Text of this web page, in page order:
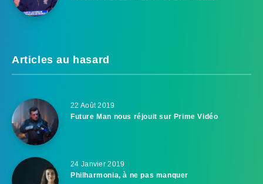
Articles au hasard
22 Août 2019
Future Man nous réjouit sur Prime Vidéo
24 Janvier 2019
Philharmonia, à ne pas manquer